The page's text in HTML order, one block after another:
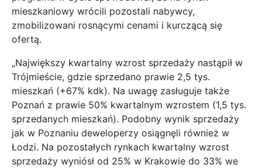
mieszkaniowy wrócili pozostali nabywcy,
zmobilizowani rosnącymi cenami i kurczącą się
ofertą.
„Największy kwartalny wzrost sprzedaży nastąpił w
Trójmieście, gdzie sprzedano prawie 2,5 tys.
mieszkań (+67% kdk). Na uwagę zasługuje także
Poznań z prawie 50% kwartalnym wzrostem (1,5 tys.
sprzedanych mieszkań). Podobny wynik sprzedaży
jak w Poznaniu deweloperzy osiągnęli również w
Łodzi. Na pozostałych rynkach kwartalny wzrost
sprzedaży wyniósł od 25% w Krakowie do 33% we